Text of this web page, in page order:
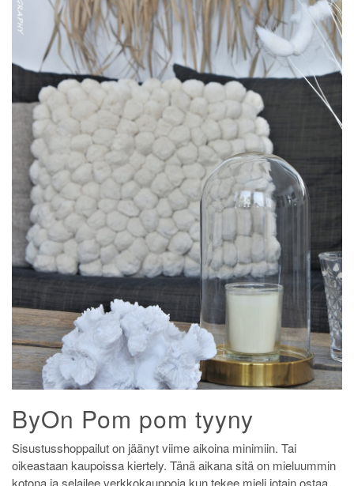
ByOn Pom pom tyyny
Sisustusshoppailut on jäänyt viime aikoina minimiin. Tai
oikeastaan kaupoissa kiertely. Tänä aikana sitä on mieluummin
kotona ja selailee verkkokauppoja kun tekee mieli jotain ostaa.